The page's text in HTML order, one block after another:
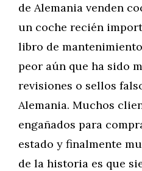
de Alemania venden
un coche recién
libro de
peor aún que ha sido
revisiones o sellos
Alemania. Muchos
engañados para
estado y finalmente
de la historia es que